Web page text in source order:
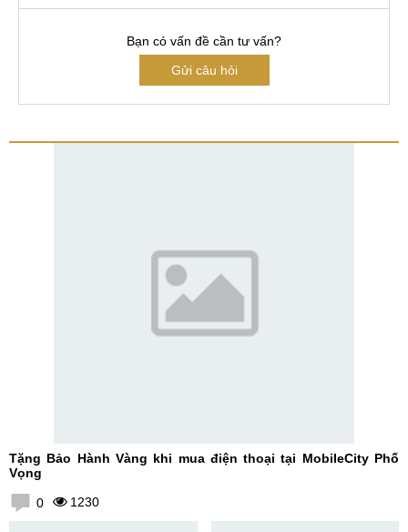
Bạn có vấn đề cần tư vấn?
Gửi câu hỏi
Tặng Bảo Hành Vàng khi mua điện thoại tại MobileCity Phố
Vọng
0 1230